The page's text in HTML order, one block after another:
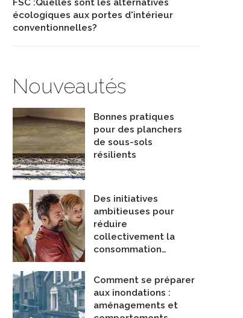
FSC :Quelles sont les alternatives
écologiques aux portes d'intérieur
conventionnelles?
Nouveautés
Bonnes pratiques
pour des planchers
de sous-sols
résilients
Des initiatives
ambitieuses pour
réduire
collectivement la
consommation…
Comment se préparer
aux inondations :
aménagements et